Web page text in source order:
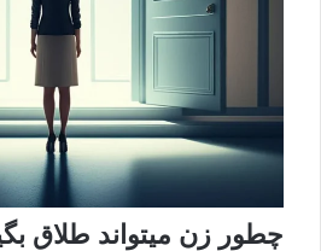
چطور زن میتواند طلاق